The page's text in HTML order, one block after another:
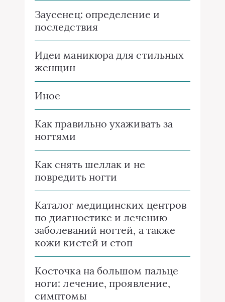
Заусенец: определение и
последствия
Идеи маникюра для стильных
женщин
Иное
Как правильно ухаживать за
ногтями
Как снять шеллак и не
повредить ногти
Каталог медицинских центров
по диагностике и лечению
заболеваний ногтей, а также
кожи кистей и стоп
Косточка на большом пальце
ноги: лечение, проявление,
симптомы